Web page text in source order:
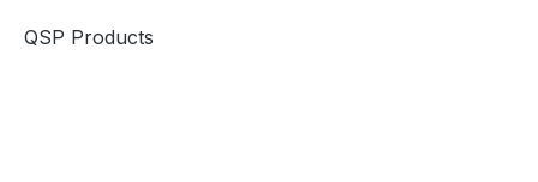
QSP Products